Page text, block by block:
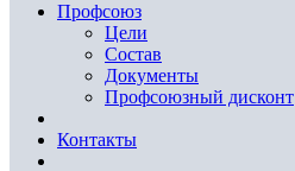
Профсоюз
Цели
Состав
Документы
Профсоюзный дисконт
Контакты